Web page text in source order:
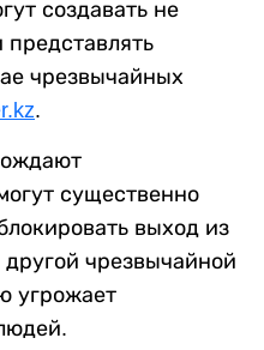
создавать не
представлять
чрезвычайных
.
существенно
выход из
чрезвычайной
угрожает